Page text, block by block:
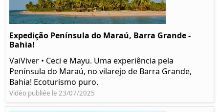
Expedição Península do Maraú, Barra Grande -
Bahia!
VaiViver • Ceci e Mayu. Uma experiência pela
Península do Maraú, no vilarejo de Barra Grande,
Bahia! Ecoturismo puro.
Vidéo publiée le 23/07/2025